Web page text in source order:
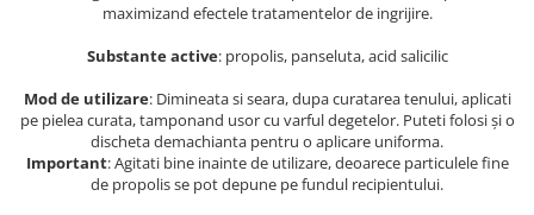
maximizand efectele tratamentelor de ingrijire.
Substante active: propolis, panseluta, acid salicilic
Mod de utilizare: Dimineata si seara, dupa curatarea tenului, aplicati
pe pielea curata, tamponand usor cu varful degetelor. Puteti folosi și o
discheta demachianta pentru o aplicare uniforma.
Important: Agitati bine inainte de utilizare, deoarece particulele fine
de propolis se pot depune pe fundul recipientului.